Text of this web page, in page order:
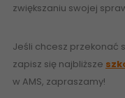
zwiększaniu swojej
Jeśli chcesz przekonać
zapisz się najbliższe
w AMS, zapraszamy!